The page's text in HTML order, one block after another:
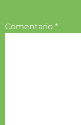
Comentario *